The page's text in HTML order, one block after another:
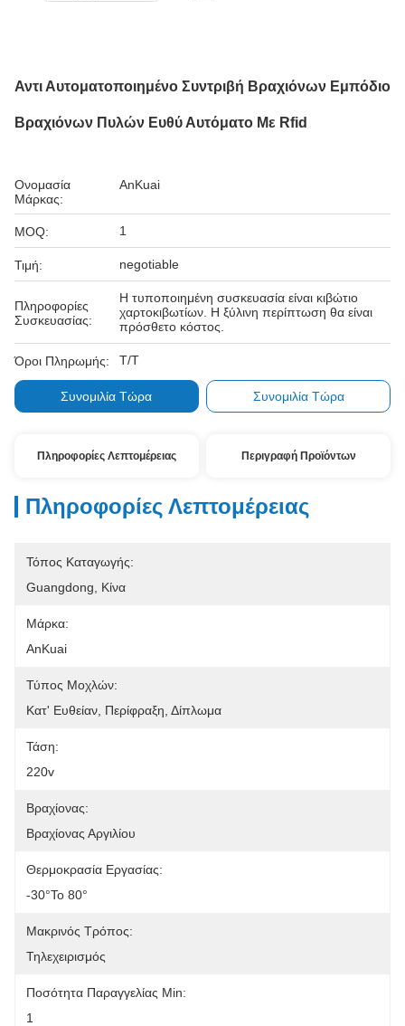
Αντι Αυτοματοποιημένο Συντριβή Βραχιόνων Εμπόδιο
Βραχιόνων Πυλών Ευθύ Αυτόματο Με Rfid
Ονομασία
Μάρκας:
AnKuai
MOQ: 1
Τιμή: negotiable
Πληροφορίες
Συσκευασίας:
Η τυποποιημένη συσκευασία είναι κιβώτιο
χαρτοκιβωτίων. Η ξύλινη περίπτωση θα είναι
πρόσθετο κόστος.
Όροι Πληρωμής: T/T
Συνομιλία Τώρα Συνομιλία Τώρα
Πληροφορίες Λεπτομέρειας Περιγραφή Προϊόντων
Πληροφορίες Λεπτομέρειας
Τόπος Καταγωγής:
Guangdong, Κίνα
Μάρκα:
AnKuai
Τύπος Μοχλών:
Κατ' Ευθείαν, Περίφραξη, Δίπλωμα
Τάση:
220v
Βραχίονας:
Βραχίονας Αργιλίου
Θερμοκρασία Εργασίας:
-30°to 80°
Μακρινός Τρόπος:
Τηλεχειρισμός
Ποσότητα Παραγγελίας Min:
1